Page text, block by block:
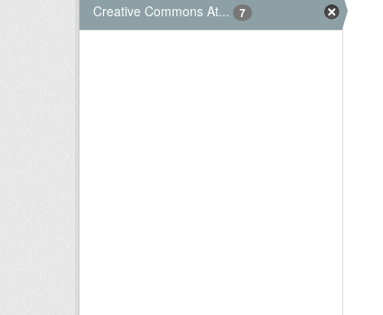
Creative Commons At...
7